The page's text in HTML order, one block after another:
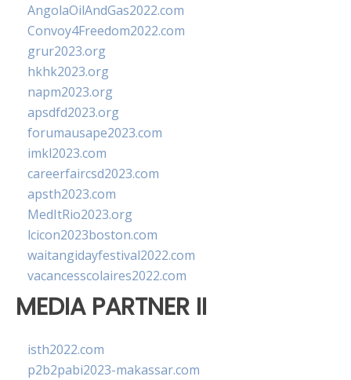
AngolaOilAndGas2022.com
Convoy4Freedom2022.com
grur2023.org
hkhk2023.org
napm2023.org
apsdfd2023.org
forumausape2023.com
imkl2023.com
careerfaircsd2023.com
apsth2023.com
MedItRio2023.org
lcicon2023boston.com
waitangidayfestival2022.com
vacancesscolaires2022.com
MEDIA PARTNER II
isth2022.com
p2b2pabi2023-makassar.com